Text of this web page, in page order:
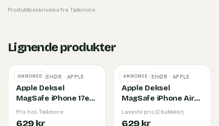
Produktbeskrivelse fraTalkmore.
Lignende produkter
ANNONSE
MOBILTILBEHØR · APPLE
Apple Deksel
MagSafe iPhone 17e
Klar
Pris hos Talkmore
629 kr
ANNONSE
MOBILTILBEHØR · APPLE
Apple Deksel
MagSafe iPhone Air
Frost
Laveste pris (2 butikker)
629 kr